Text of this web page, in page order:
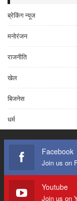
ब्रेकिंग न्यूज
मनोरंजन
राजनीति
खेल
बिजनेस
धर्म
Facebook
Join us on
Youtube
Join us on